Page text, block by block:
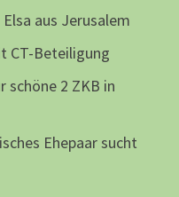
aus Jerusalem
CT-Beteiligung
schöne 2 ZKB in
Ehepaar sucht